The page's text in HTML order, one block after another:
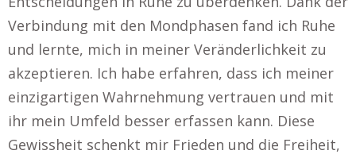
Verbindung mit den Mondphasen fand ich Ruhe
und lernte, mich in meiner Veränderlichkeit zu
akzeptieren. Ich habe erfahren, dass ich meiner
einzigartigen Wahrnehmung vertrauen und mit
ihr mein Umfeld besser erfassen kann. Diese
Gewissheit schenkt mir Frieden und die Freiheit,